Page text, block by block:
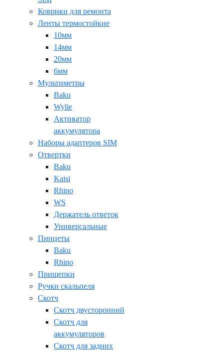
Коврики для ремонта
Ленты термостойкие
10мм
14мм
20мм
6мм
Мультиметры
Baku
Wylie
Активатор
аккумулятора
Наборы адаптеров SIM
Отвертки
Baku
Kaisi
Rhino
WS
Держатель ответок
Универсальные
Пинцеты
Baku
Rhino
Прищепки
Ручки скальпеля
Скотч
Скотч двусторонний
Скотч для
аккумуляторов
Скотч для задних